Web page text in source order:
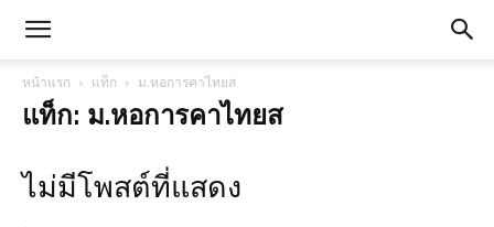
หน้าแรก แท็ก ม.หอการคาไทยส
แท็ก: ม.หอการคาไทยส
ไม่มีโพสต์ที่แสดง